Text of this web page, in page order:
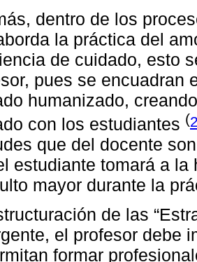
dentro de los
la práctica del
de cuidado, esto
pues se encuadran
humanizado,
con los estudiantes (
que del docente
estudiante tomará a
mayor durante la
de las
el profesor debe
formar